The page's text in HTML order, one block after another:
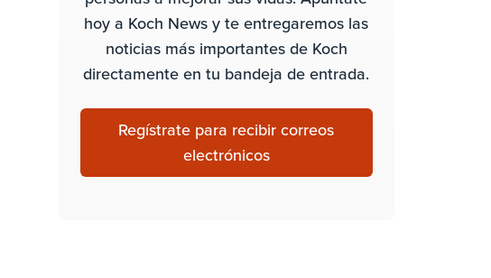
hoy a Koch News y te entregaremos las
noticias más importantes de Koch
directamente en tu bandeja de entrada.
Regístrate para recibir correos
electrónicos